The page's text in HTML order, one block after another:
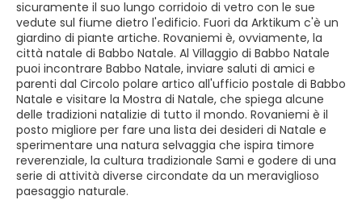
sicuramente il suo lungo corridoio di vetro con le sue
vedute sul fiume dietro l'edificio. Fuori da Arktikum c'è un
giardino di piante artiche. Rovaniemi è, ovviamente, la
città natale di Babbo Natale. Al Villaggio di Babbo Natale
puoi incontrare Babbo Natale, inviare saluti di amici e
parenti dal Circolo polare artico all'ufficio postale di Babbo
Natale e visitare la Mostra di Natale, che spiega alcune
delle tradizioni natalizie di tutto il mondo. Rovaniemi è il
posto migliore per fare una lista dei desideri di Natale e
sperimentare una natura selvaggia che ispira timore
reverenziale, la cultura tradizionale Sami e godere di una
serie di attività diverse circondate da un meraviglioso
paesaggio naturale.